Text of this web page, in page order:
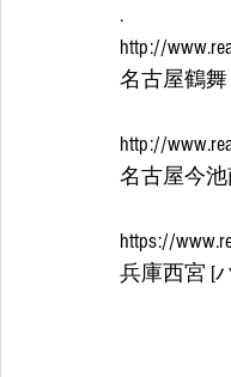
.
http://
名古屋鶴舞
http://
名古屋今池
https://
兵庫西宮 [